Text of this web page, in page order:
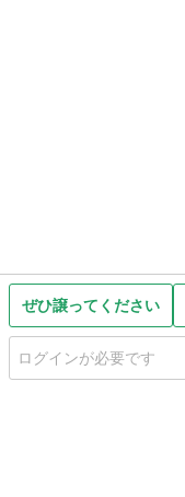
ぜひ譲ってください